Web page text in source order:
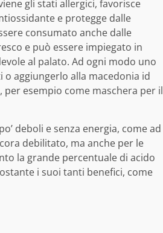
gli stati allergici, favorisce
e protegge dalle
consumato anche dalle
e può essere impiegato in
al palato. Ad ogni modo uno
aggiungerlo alla macedonia id
esempio come maschera per il
deboli e senza energia, come ad
debilitato, ma anche per le
la grande percentuale di acido
i suoi tanti benefici, come